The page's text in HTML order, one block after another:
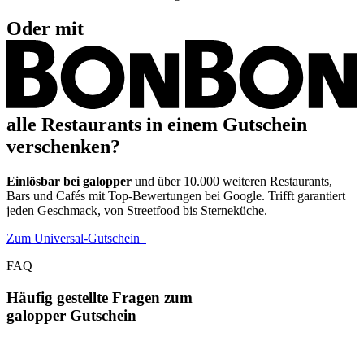
Oder mit
alle Restaurants in einem Gutschein
verschenken?
Einlösbar bei galopper und über 10.000 weiteren Restaurants,
Bars und Cafés mit Top-Bewertungen bei Google. Trifft garantiert
jeden Geschmack, von Streetfood bis Sterneküche.
Zum Universal-Gutschein
FAQ
Häufig gestellte Fragen zum
galopper Gutschein